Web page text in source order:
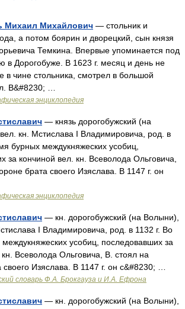
Михаил Михайлович — стольник и
а потом боярин и дворецкий, сын князя
Темкина. Впервые упоминается под
в Дорогобуже. В 1623 г. месяц и день не
в чине стольника, смотрел в большой
В&#8230; …
энциклопедия
— князь дорогобужский (на
кн. Мстислава I Владимировича, род. в
бурных междукняжеских усобиц,
за кончиной вел. кн. Всеволода Ольговича,
брата своего Изяслава. В 1147 г. он
энциклопедия
— кн. дорогобужский (на Волыни),
I Владимировича, род. в 1132 г. Во
усобиц, последовавших за
Всеволода Ольговича, В. стоял на
своего Изяслава. В 1147 г. он с&#8230; …
словарь Ф.А. Брокгауза и И.А. Ефрона
— кн. дорогобужский (на Волыни),